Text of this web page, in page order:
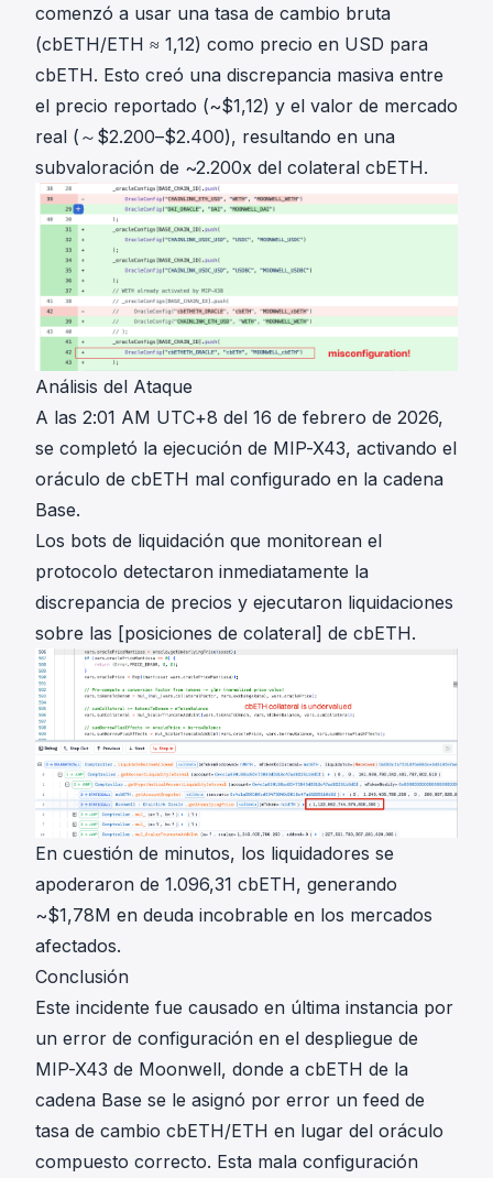
comenzó a usar una tasa de cambio bruta
(cbETH/ETH ≈ 1,12) como precio en USD para
cbETH. Esto creó una discrepancia masiva entre
el precio reportado (~$1,12) y el valor de mercado
real (～$2.200–$2.400), resultando en una
subvaloración de ~2.200x del colateral cbETH.
Análisis del Ataque
A las 2:01 AM UTC+8 del 16 de febrero de 2026,
se completó la ejecución de MIP-X43, activando el
oráculo de cbETH mal configurado en la cadena
Base.
Los bots de liquidación que monitorean el
protocolo detectaron inmediatamente la
discrepancia de precios y ejecutaron liquidaciones
sobre las [posiciones de colateral] de cbETH.
En cuestión de minutos, los liquidadores se
apoderaron de 1.096,31 cbETH, generando
~$1,78M en deuda incobrable en los mercados
afectados.
Conclusión
Este incidente fue causado en última instancia por
un error de configuración en el despliegue de
MIP-X43 de Moonwell, donde a cbETH de la
cadena Base se le asignó por error un feed de
tasa de cambio cbETH/ETH en lugar del oráculo
compuesto correcto. Esta mala configuración